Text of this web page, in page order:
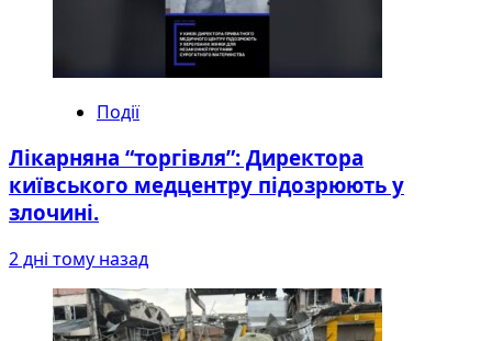
Події
Лікарняна “торгівля”: Директора
київського медцентру підозрюють у
злочині.
2 дні тому назад